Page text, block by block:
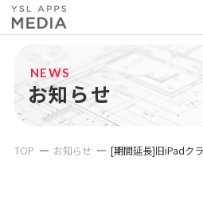
NEWS
お知らせ
TOP お知らせ [期間延長]旧iPadク